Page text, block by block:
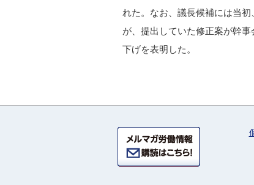
れた。なお、議長候補には当
が、提出していた修正案が幹
下げを表明した。